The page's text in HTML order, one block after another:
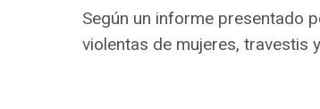
Según un informe presentado
violentas de mujeres, travestis